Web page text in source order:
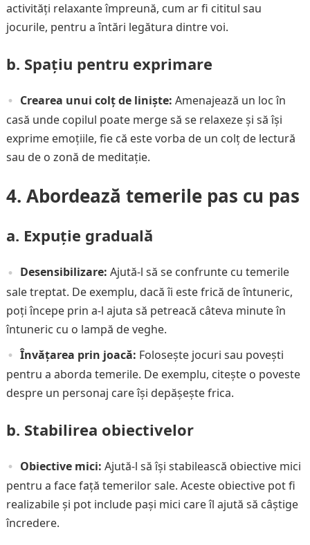
activități relaxante împreună, cum ar fi cititul sau
jocurile, pentru a întări legătura dintre voi.
b. Spațiu pentru exprimare
Crearea unui colț de liniște: Amenajează un loc în
casă unde copilul poate merge să se relaxeze și să își
exprime emoțiile, fie că este vorba de un colț de lectură
sau de o zonă de meditație.
4. Abordează temerile pas cu pas
a. Expuție graduală
Desensibilizare: Ajută-l să se confrunte cu temerile
sale treptat. De exemplu, dacă îi este frică de întuneric,
poți începe prin a-l ajuta să petreacă câteva minute în
întuneric cu o lampă de veghe.
Învățarea prin joacă: Folosește jocuri sau povești
pentru a aborda temerile. De exemplu, citește o poveste
despre un personaj care își depășește frica.
b. Stabilirea obiectivelor
Obiective mici: Ajută-l să își stabilească obiective mici
pentru a face față temerilor sale. Aceste obiective pot fi
realizabile și pot include pași mici care îl ajută să câștige
încredere.